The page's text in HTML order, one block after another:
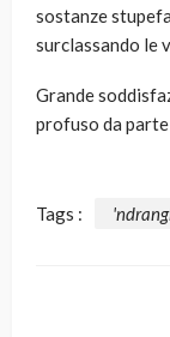
sostanze
surclassando le
Grande
profuso da
Tags :